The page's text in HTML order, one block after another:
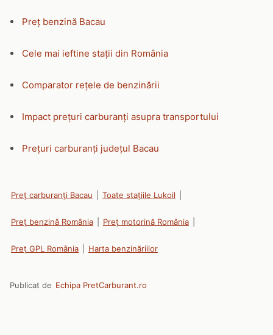
Preț benzină Bacau
Cele mai ieftine stații din România
Comparator rețele de benzinării
Impact prețuri carburanți asupra transportului
Prețuri carburanți județul Bacau
Preț carburanți Bacau Toate stațiile Lukoil
Preț benzină România Preț motorină România
Preț GPL România Harta benzinăriilor
Publicat de Echipa PretCarburant.ro